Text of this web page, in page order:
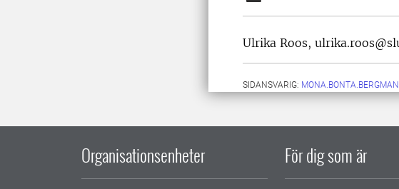
Ulrika Roos,
SIDANSVARIG:
Organisationsenheter För dig som är